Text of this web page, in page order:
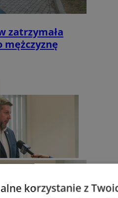
zatrzymała
korzystanie z